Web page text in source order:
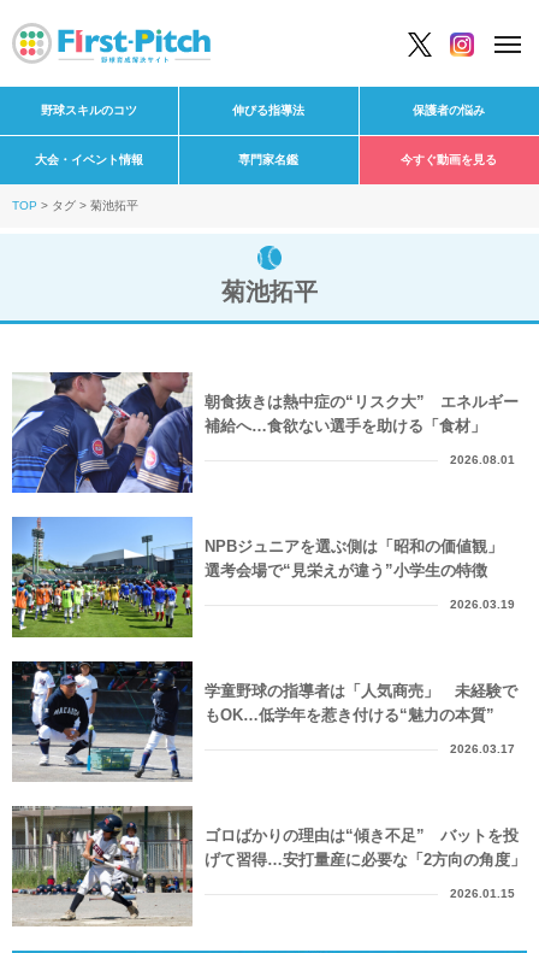
野球スキルのコツ 伸びる指導法 保護者の悩み
大会・イベント情報 専門家名鑑 今すぐ動画を見る
TOP タグ 菊池拓平
菊池拓平
朝食抜きは熱中症の“リスク大” エネルギー
補給へ…食欲ない選手を助ける「食材」
2026.08.01
NPBジュニアを選ぶ側は「昭和の価値観」
選考会場で“見栄えが違う”小学生の特徴
2026.03.19
学童野球の指導者は「人気商売」 未経験で
もOK…低学年を惹き付ける“魅力の本質”
2026.03.17
ゴロばかりの理由は“傾き不足” バットを投
げて習得…安打量産に必要な「2方向の角度」
2026.01.15